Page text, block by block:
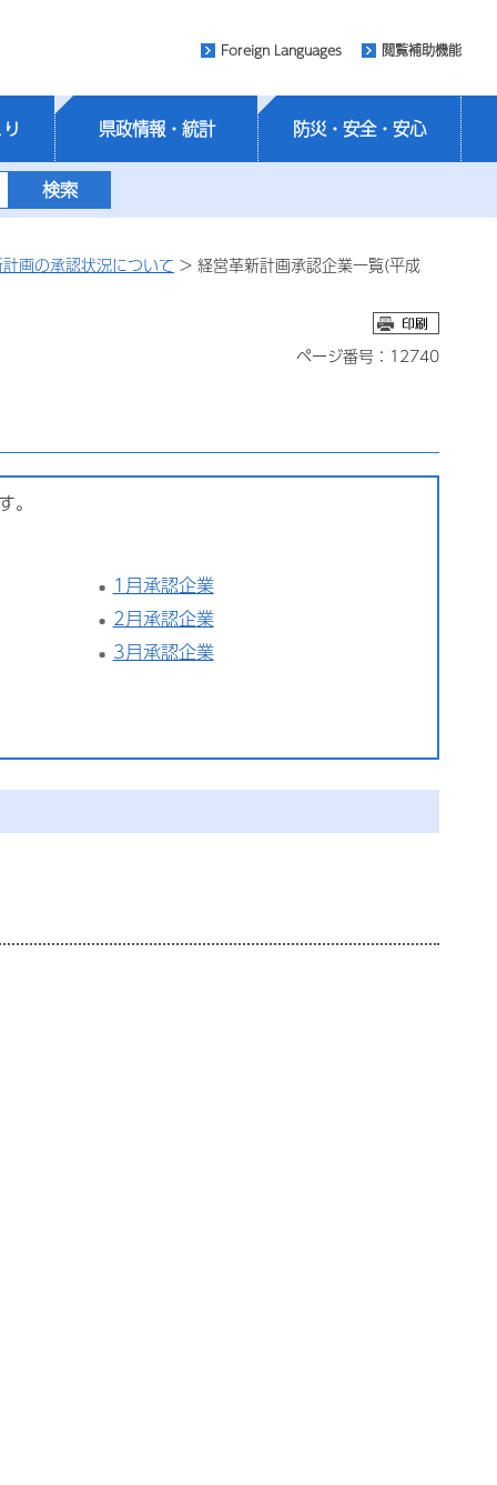
Foreign Languages 閲覧補助機能
県政情報・統計 防災・安全・安心
画の承認状況について > 経営革新計画承認企業一覧(平成
ページ番号：12740
1月承認企業
2月承認企業
3月承認企業